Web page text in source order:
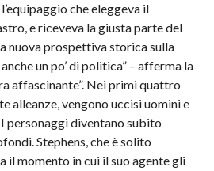
che eleggeva il
e riceveva la giusta parte del
nuova prospettiva storica sulla
un po’ di politica” – afferma la
affascinante”. Nei primi quattro
alleanze, vengono uccisi uomini e
personaggi diventano subito
Stephens, che è solito
il momento in cui il suo agente gli